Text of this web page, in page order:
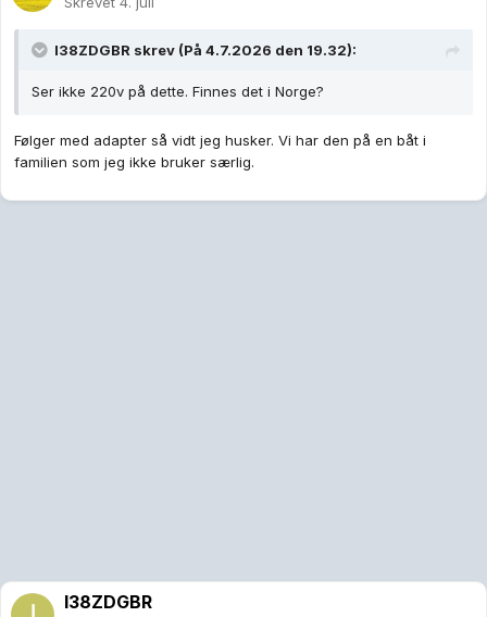
I38ZDGBR skrev (På 4.7.2026 den 19.32):
Ser ikke 220v på dette. Finnes det i Norge?
Følger med adapter så vidt jeg husker. Vi har den på en båt i
familien som jeg ikke bruker særlig.
I38ZDGBR